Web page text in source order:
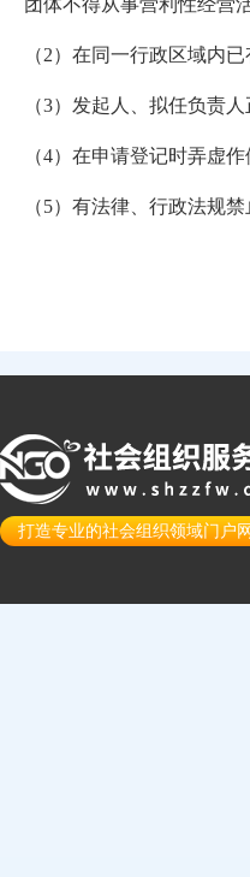
团体不得从事营利性经营
（2）在同一行政区域内
（3）发起人、拟任负责
（4）在申请登记时弄虚作
（5）有法律、行政法规
打造专业的社会组织领域门户